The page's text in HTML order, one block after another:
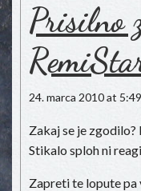
Prisilno
24. marca 2010 at
Zakaj se je zgodilo?
Stikalo sploh ni
Zapreti te lopute pa